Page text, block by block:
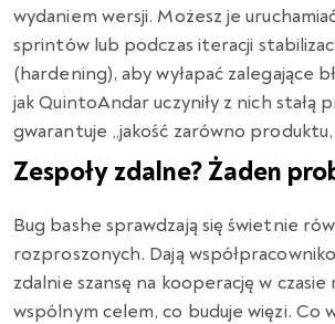
wydaniem wersji. Możesz je
sprintów lub podczas iteracji
(hardening), aby wyłapać zalegające
jak QuintoAndar uczyniły z nich stałą
gwarantuje „jakość zarówno produktu,
Zespoły zdalne? Żaden
Bug bashe sprawdzają się świetnie
rozproszonych. Dają
zdalnie szansę na kooperację w
wspólnym celem, co buduje więzi. Co